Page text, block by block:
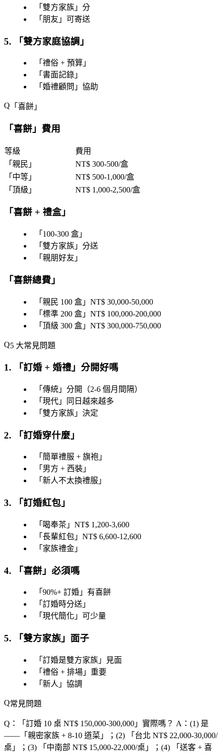
「 雙方家族 」分
「 朋友 」可寄送
5. 「雙方家庭協調 」
「 禮俗 + 預算 」
「 書面記錄 」
「 婚禮顧問 」協助
「 喜餅 」
「喜餅 」費用
等級
費用
「 親民 」
NT$ 300-500/盒
「 中等 」
NT$ 500-1,000/盒
「 頂級 」 NT$ 1,000-2,500/盒
「喜餅 + 禮盒 」
「 100-300 盒 」
「 雙方家族 」分送
「 親朋好友 」
「喜餅總費 」
「 親民 100 盒 」NT$ 30,000-50,000
「 標準 200 盒 」NT$ 100,000-200,000
「 頂級 300 盒 」NT$ 300,000-750,000
5 大常見問題
1. 「訂婚 + 婚禮 」分開好嗎
「 傳統 」分開（2-6 個月間隔）
「 現代 」同日越來越多
「 雙方家族 」決定
2. 「訂婚穿什麼 」
「 簡單禮服 + 旗袍 」
「 男方 + 西裝 」
「 新人不太換禮服 」
3. 「訂婚紅包 」
「 喝奉茶 」NT$ 1,200-3,600
「 長輩紅包 」NT$ 6,600-12,600
「 家族禮金 」
4. 「喜餅 」必須嗎
「 90%+ 訂婚 」有喜餅
「 訂婚時分送 」
「 現代簡化 」可少量
5. 「雙方家族 」面子
「 訂婚是雙方家族 」見面
「 禮俗 + 排場 」重要
「 新人 」協調
常見問題
Q：「 訂婚 10 桌 NT$ 150,000-300,000 」實際嗎？ A：(1) 是
——「 親密家族 + 8-10 道菜 」；(2) 「 台北 NT$ 22,000-30,000/
桌 」；(3) 「 中南部 NT$ 15,000-22,000/桌 」；(4) 「 送客 + 喜